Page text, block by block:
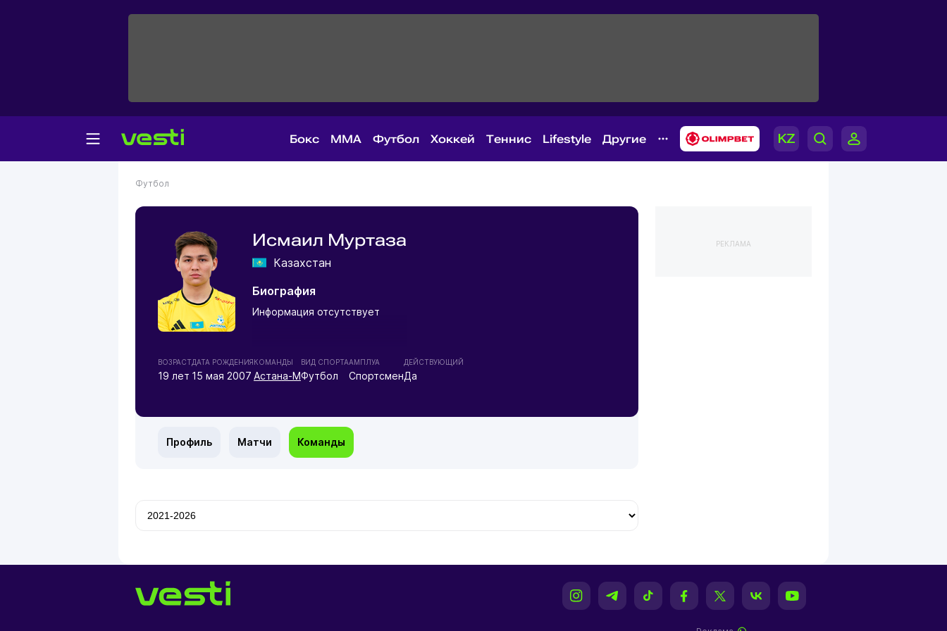
Бокс MMA Футбол Хоккей Теннис Lifestyle Другие
Футбол
Исмаил Муртаза
Казахстан
Биография
Информация отсутствует
ВОЗРАСТ
19 лет
ДАТА РОЖДЕНИЯ
15 мая 2007
КОМАНДЫ
Астана-М
ВИД СПОРТА
Футбол
АМПЛУА
Спортсмен
ДЕЙСТВУЮЩИЙ
Да
Профиль Матчи Команды
РЕКЛАМА